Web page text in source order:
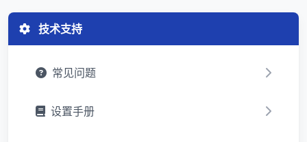
技术支持
常见问题
设置手册